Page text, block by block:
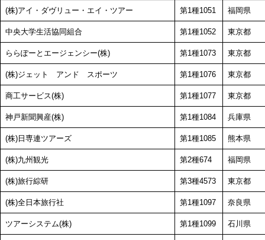
(株)アイ・ダヴリュー・エイ・ツアー 第1種1051 福岡県
中央大学生活協同組合 第1種1052 東京都
ららぽーとエージェンシー(株) 第1種1073 東京都
(株)ジェット アンド スポーツ 第1種1076 東京都
商工サービス(株) 第1種1077 東京都
神戸新聞興産(株) 第1種1084 兵庫県
(株)日専連ツアーズ 第1種1085 熊本県
(株)九州観光 第2種674 福岡県
(株)旅行綜研 第3種4573 東京都
(株)全日本旅行社 第1種1097 奈良県
ツアーシステム(株) 第1種1099 石川県